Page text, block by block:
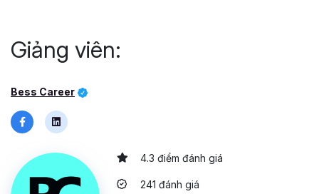
Giảng viên:
Bess Career
4.3 điểm đánh giá
241 đánh giá